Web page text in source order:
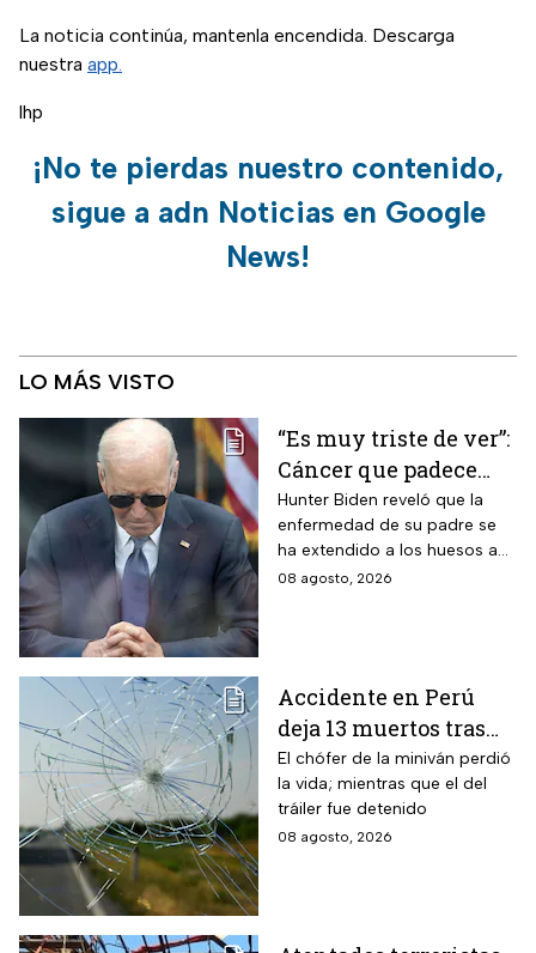
La noticia continúa, mantenla encendida. Descarga
nuestra app.
lhp
¡No te pierdas nuestro contenido,
sigue a adn Noticias en Google
News!
LO MÁS VISTO
“Es muy triste de ver”:
Cáncer que padece
Joe Biden se propaga
y causa metástasis
Hunter Biden reveló que la
enfermedad de su padre se
ha extendido a los huesos a
pesar del tratamiento.
08 agosto, 2026
Accidente en Perú
deja 13 muertos tras
choque entre una
miniván y un tráiler
El chófer de la miniván perdió
la vida; mientras que el del
tráiler fue detenido
08 agosto, 2026